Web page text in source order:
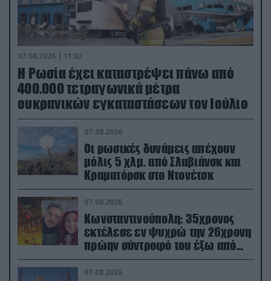
07.08.2026 | 11:02
Η Ρωσία έχει καταστρέψει πάνω από
400.000 τετραγωνικά μέτρα
ουκρανικών εγκαταστάσεων τον Ιούλιο
07.08.2026
Οι ρωσικές δυνάμεις απέχουν
μόλις 5 χλμ. από Σλαβιάνσκ και
Κραματόρσκ στο Ντονέτσκ
07.08.2026
Κωνσταντινούπολη: 35χρονος
εκτέλεσε εν ψυχρώ την 26χρονη
πρώην σύντροφό του έξω από
φαρμακείο (βίντεο)
07.08.2026